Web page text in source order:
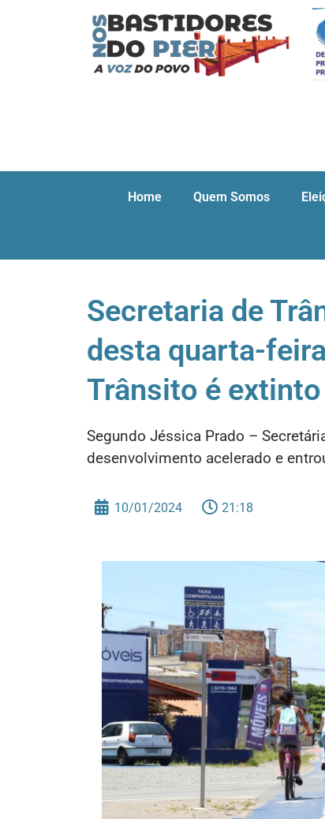
Home Quem Somos
Secretaria de
desta quarta-
Trânsito é extinto
Segundo Jéssica Prado –
desenvolvimento acelerado e
10/01/2024 21:18